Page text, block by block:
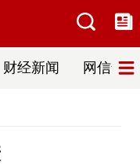
财经新闻 网信普法